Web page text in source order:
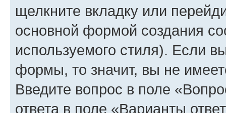
щелкните вкладку или
основной формой создания
используемого стиля). Если
формы, то значит, вы не
Введите вопрос в поле
ответа в поле «Варианты